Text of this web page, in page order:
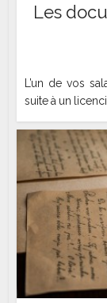
Les
L’un de vos
suite à un